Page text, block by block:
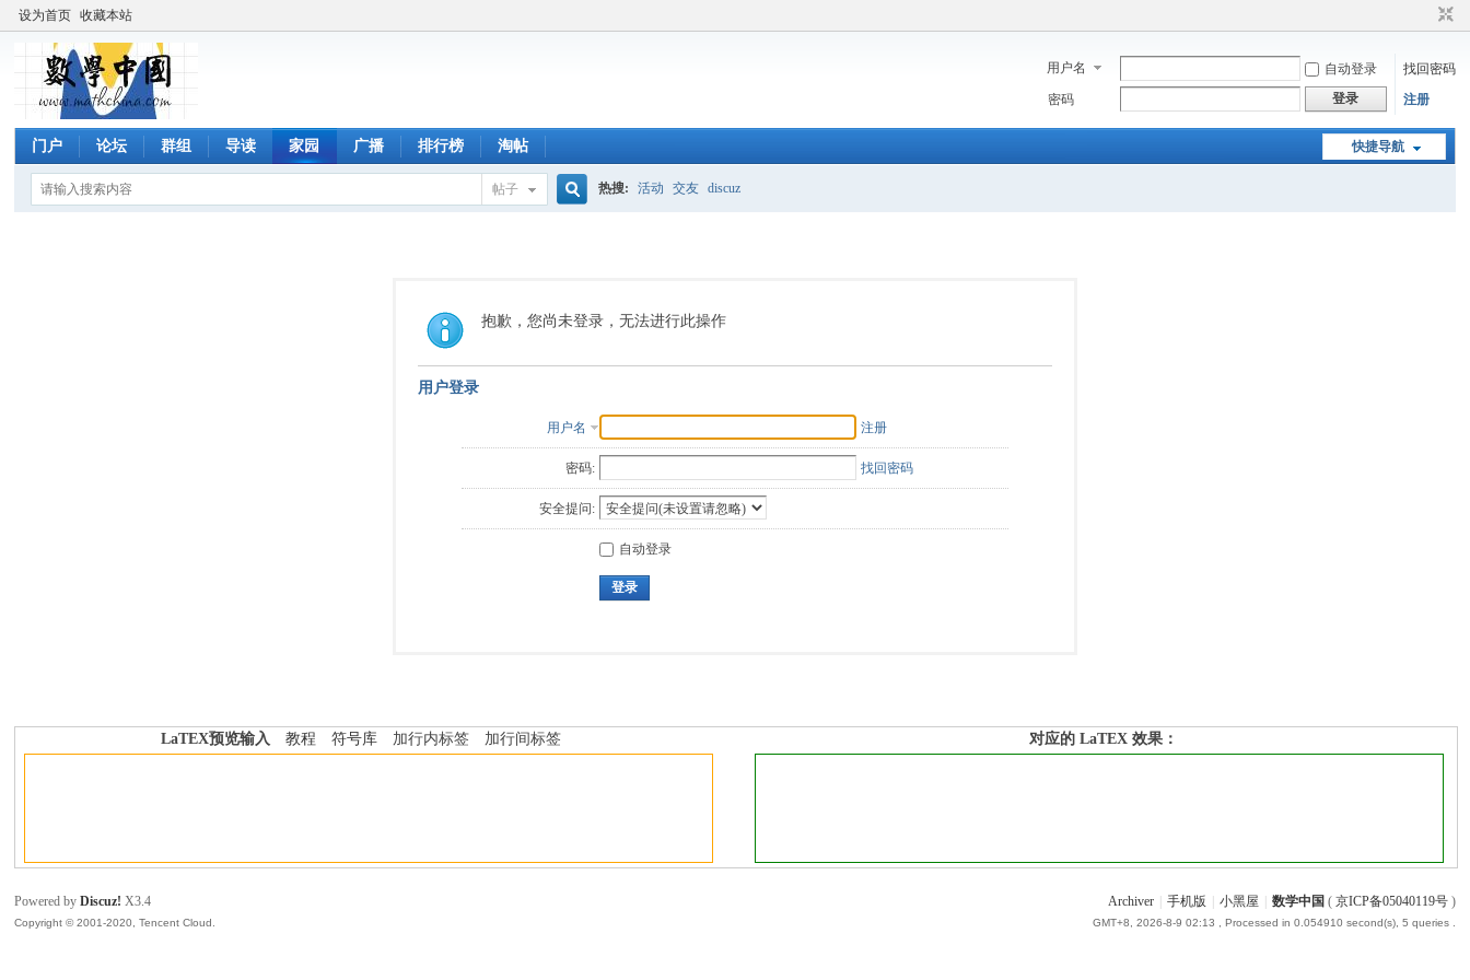
设为首页 收藏本站
用户名 自动登录
找回密码
密码
登录 注册
快捷导航
门户 论坛 群组 导读 家园 广播 排行榜 淘帖
帖子
索
热搜: 活动 交友 discuz
抱歉，您尚未登录，无法进行此操作
用户登录
用户名 注册
密码: 找回密码
安全提问:
自动登录
登录
LaTEX预览输入 教程 符号库 加行内标签 加行间标签 对应的 LaTEX 效果：
Archiver 手机版 小黑屋 数学中国 ( 京ICP备05040119号)
GMT+8, 2026-8-9 02:13 , Processed in 0.054910 second(s), 5 queries .
Powered byDiscuz! X3.4
Copyright © 2001-2020, Tencent Cloud.